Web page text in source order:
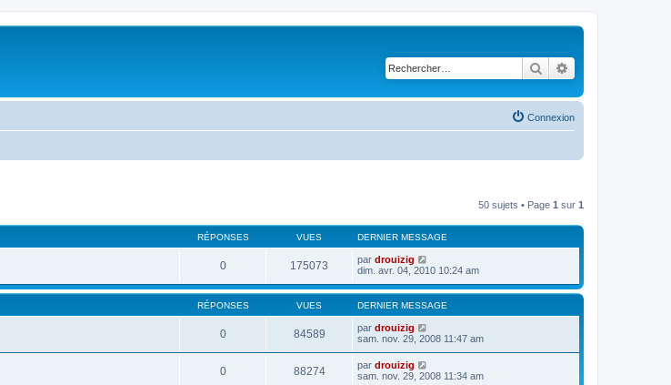
Rechercher
Connexion
50 sujets • Page 1 sur 1
RÉPONSES VUES DERNIER MESSAGE
0 175073 par drouizig
dim. avr. 04, 2010 10:24 am
RÉPONSES VUES DERNIER MESSAGE
0 84589 par drouizig
sam. nov. 29, 2008 11:47 am
0 88274 par drouizig
sam. nov. 29, 2008 11:34 am